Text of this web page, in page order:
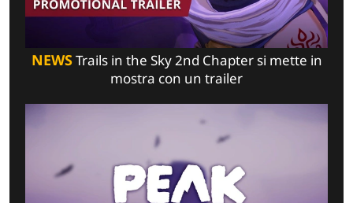
NEWSTrails in the Sky 2nd Chapter si mette in
mostra con un trailer